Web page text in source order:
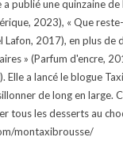
publié une quinzaine
2023), « Que
2017), en plus
» (Parfum d'encre,
a lancé le blogue
de long en
tous les desserts au
montaxibrousse/